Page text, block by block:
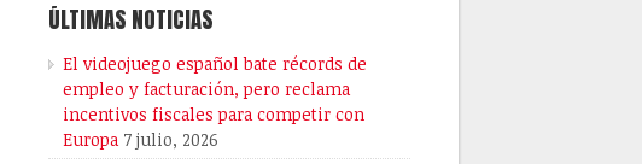
ÚLTIMAS NOTICIAS
El videojuego español bate récords de
empleo y facturación, pero reclama
incentivos fiscales para competir con
Europa 7 julio, 2026